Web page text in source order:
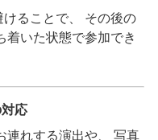
ることで、 その後の
着いた状態で参加でき
応
連れする演出や、 写真